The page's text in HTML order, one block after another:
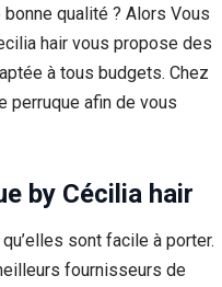
qualité ? Alors Vous
hair vous propose des
à tous budgets. Chez
perruque afin de vous
by Cécilia hair
sont facile à porter.
fournisseurs de